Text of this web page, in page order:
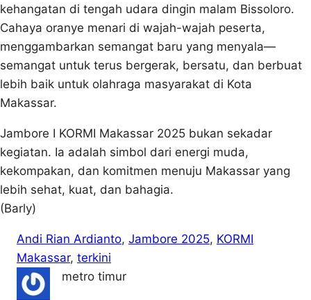
kehangatan di tengah udara dingin malam Bissoloro.
Cahaya oranye menari di wajah-wajah peserta,
menggambarkan semangat baru yang menyala—
semangat untuk terus bergerak, bersatu, dan berbuat
lebih baik untuk olahraga masyarakat di Kota
Makassar.
Jambore I KORMI Makassar 2025 bukan sekadar
kegiatan. Ia adalah simbol dari energi muda,
kekompakan, dan komitmen menuju Makassar yang
lebih sehat, kuat, dan bahagia.
(Barly)
Andi Rian Ardianto, Jambore 2025, KORMI
Makassar, terkini
metro timur